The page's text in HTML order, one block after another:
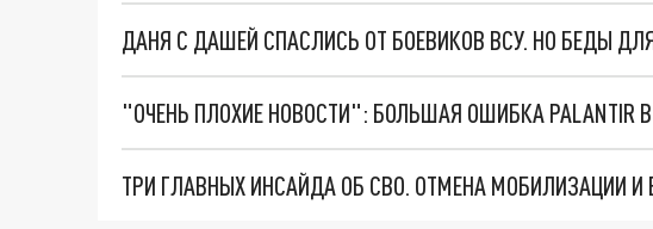
ДАНЯ С ДАШЕЙ СПАСЛИСЬ ОТ БОЕВИКОВ ВСУ. НО БЕДЫ